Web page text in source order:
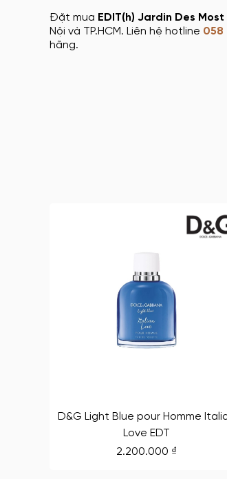
Đặt mua EDIT(h) Jardin Des Most
Nội và TP.HCM. Liên hệ hotline 058
hãng.
D&G Light Blue pour Homme
Love EDT
2.200.000 ₫